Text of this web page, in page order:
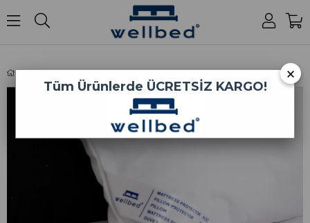
Pamuk Süprem Yastık Koruyucu ×
Tüm Ürünlerde ÜCRETSİZ KARGO!